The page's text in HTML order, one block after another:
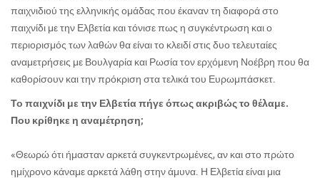
παιχνιδιού της ελληνικής ομάδας που έκαναν τη διαφορά στο
παιχνίδι με την Ελβετία και τόνισε πως η συγκέντρωση και ο
περιορισμός των λαθών θα είναι το κλειδί στις δυο τελευταίες
αναμετρήσεις με Βουλγαρία και Ρωσία τον ερχόμενη Νοέβρη που θα
καθορίσουν και την πρόκριση στα τελικά του Ευρωμπάσκετ.
Το παιχνίδι με την Ελβετία πήγε όπως ακριβώς το θέλαμε.
Που κρίθηκε η αναμέτρηση;
«Θεωρώ ότι ήμασταν αρκετά συγκεντρωμένες, αν και στο πρώτο
ημίχρονο κάναμε αρκετά λάθη στην άμυνα. Η Ελβετία είναι μια